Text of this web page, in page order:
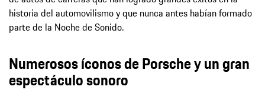
historia del automovilismo y que nunca antes habían formado
parte de la Noche de Sonido.
Numerosos íconos de Porsche y un gran
espectáculo sonoro